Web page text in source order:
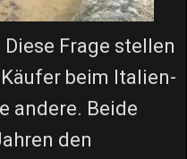
Frage stellen
beim Italien-
andere. Beide
den